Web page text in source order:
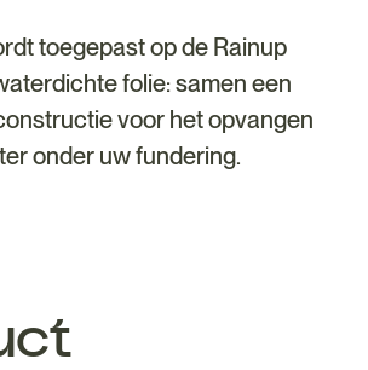
toegepast op de Rainup
folie: samen een
voor het opvangen
onder uw fundering.